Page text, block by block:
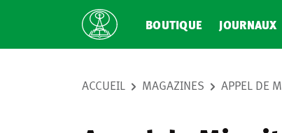
BOUTIQUE JOURNAUX
ACCUEIL MAGAZINES APPEL DE